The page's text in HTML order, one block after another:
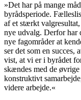
»Det har på mange
byrådsperiode.
af et stærkt
nye udvalg. Derfor har
nye fagområder at
ser det som en succes,
vist, at vi er i byrådet
skændes med de
konstruktivt
videre arbejde.«